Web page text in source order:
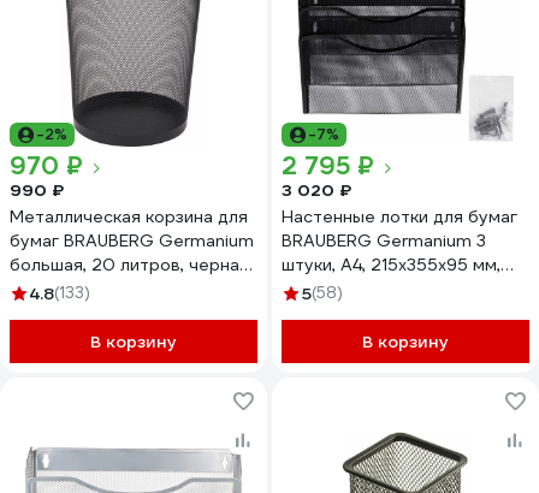
-2%
970 ₽
990 ₽
Металлическая корзина для
бумаг BRAUBERG Germanium
большая, 20 литров, черная
231956
4.8(133)
В корзину
-7%
2 795 ₽
3 020 ₽
Настенные лотки для бумаг
BRAUBERG Germanium 3
штуки, А4, 215x355x95 мм,
металл, черные 237968
5(58)
В корзину